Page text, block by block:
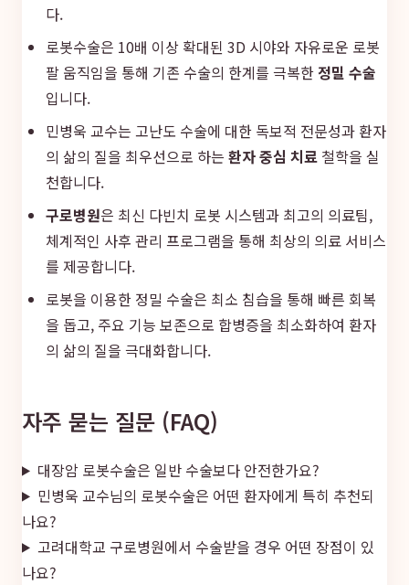
다.
로봇수술은 10배 이상 확대된 3D 시야와 자유로운 로봇
팔 움직임을 통해 기존 수술의 한계를 극복한정밀 수술
입니다.
민병욱 교수는 고난도 수술에 대한 독보적 전문성과 환자
의 삶의 질을 최우선으로 하는 환자 중심 치료 철학을 실
천합니다.
구로병원은 최신 다빈치 로봇 시스템과 최고의 의료팀,
체계적인 사후 관리 프로그램을 통해 최상의 의료 서비스
를 제공합니다.
로봇을 이용한 정밀 수술은 최소 침습을 통해 빠른 회복
을 돕고, 주요 기능 보존으로 합병증을 최소화하여 환자
의 삶의 질을 극대화합니다.
자주 묻는 질문 (FAQ)
대장암 로봇수술은 일반 수술보다 안전한가요?
민병욱 교수님의 로봇수술은 어떤 환자에게 특히 추천되
나요?
고려대학교 구로병원에서 수술받을 경우 어떤 장점이 있
나요?